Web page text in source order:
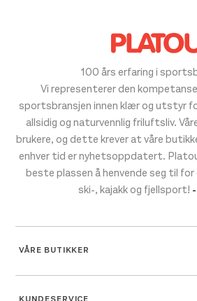
100 års erfaring i
Vi representerer den
sportsbransjen innen klær og utstyr
allsidig og naturvennlig friluftsliv.
brukere, og dette krever at våre
enhver tid er nyhetsoppdatert.
beste plassen å henvende seg til for
ski-, kajakk og fjellsport!
VÅRE BUTIKKER